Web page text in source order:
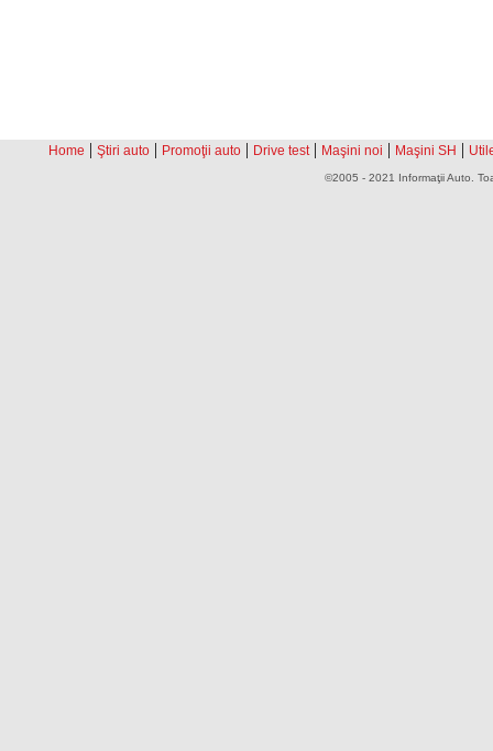
Home | Ştiri auto | Promoţii auto | Drive test | Maşini noi | Maşini SH |
©2005 - 2021 Informaţii Auto.